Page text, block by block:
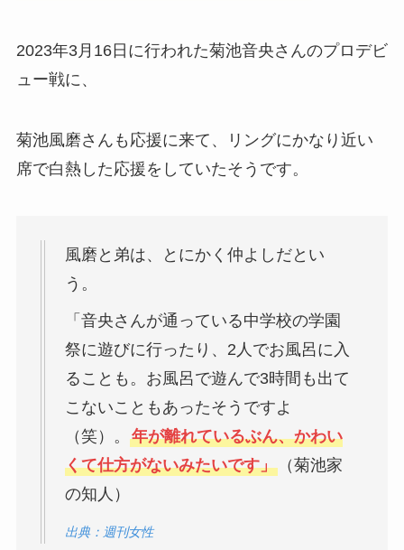
2023年3月16日に行われた菊池音央さんのプロデビ
ュー戦に、
菊池風磨さんも応援に来て、リングにかなり近い
席で白熱した応援をしていたそうです。
風磨と弟は、とにかく仲よしだとい
う。
「音央さんが通っている中学校の学園
祭に遊びに行ったり、2人でお風呂に入
ることも。お風呂で遊んで3時間も出て
こないこともあったそうですよ
（笑）。 年が離れているぶん、かわい
くて仕方がないみたいです」（菊池家
の知人）
出典：週刊女性